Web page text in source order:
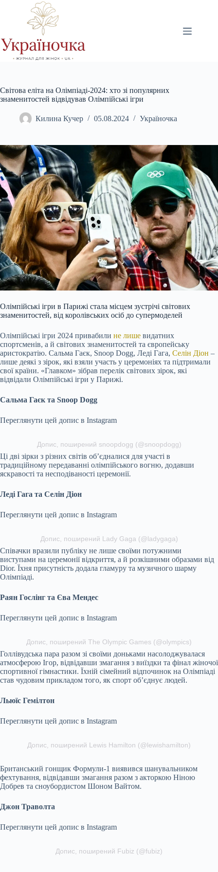
Світова еліта на Олімпіаді-2024: хто зі популярних
знаменитостей відвідував Олімпійські ігри
Килина Кучер 05.08.2024 Україночка
Олімпійські ігри в Парижі стала місцем зустрічі світових
знаменитостей, від королівських осіб до супермоделей
Олімпійські ігри 2024 привабили не лише видатних
спортсменів, а й світових знаменитостей та європейську
аристократію. Сальма Гаєк, Snoop Dogg, Леді Гага, Селін Діон –
лише деякі з зірок, які взяли участь у церемоніях та підтримали
свої країни. «Главком» зібрав перелік світових зірок, які
відвідали Олімпійські ігри у Парижі.
Сальма Гаєк та Snoop Dogg
Переглянути цей допис в Instagram
Допис, поширений snoopdogg (@snoopdogg)
Ці дві зірки з різних світів об’єдналися для участі в
традиційному передаванні олімпійського вогню, додавши
яскравості та несподіваності церемонії.
Леді Гага та Селін Діон
Переглянути цей допис в Instagram
Допис, поширений Lady Gaga (@ladygaga)
Співачки вразили публіку не лише своїми потужними
виступами на церемонії відкриття, а й розкішними образами від
Dior. Їхня присутність додала гламуру та музичного шарму
Олімпіаді.
Раян Гослінг та Єва Мендес
Переглянути цей допис в Instagram
Допис, поширений The Olympic Games (@olympics)
Голлівудська пара разом зі своїми доньками насолоджувалася
атмосферою Ігор, відвідавши змагання з виїздки та фінал жіночої
спортивної гімнастики. Їхній сімейний відпочинок на Олімпіаді
став чудовим прикладом того, як спорт об’єднує людей.
Льюїс Гемілтон
Переглянути цей допис в Instagram
Допис, поширений Lewis Hamilton (@lewishamilton)
Британський гонщик Формули-1 виявився шанувальником
фехтування, відвідавши змагання разом з акторкою Ніною
Добрев та сноубордистом Шоном Вайтом.
Джон Траволта
Переглянути цей допис в Instagram
Допис, поширений Fubiz (@fubiz)